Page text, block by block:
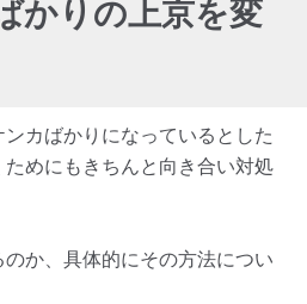
かりの上京を変
カばかりになっているとした
めにもきちんと向き合い対処
か、具体的にその方法につい